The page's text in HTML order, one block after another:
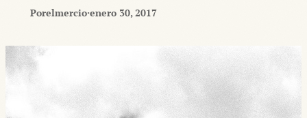
Porelmercio·enero 30, 2017